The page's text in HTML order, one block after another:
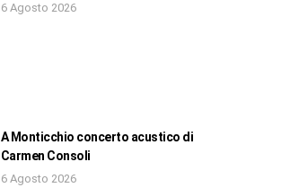
6 Agosto 2026
A Monticchio concerto acustico di
Carmen Consoli
6 Agosto 2026